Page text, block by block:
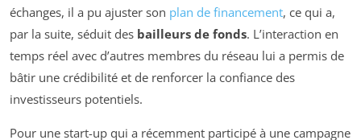
échanges, il a pu ajuster son plan de financement, ce qui a,
par la suite, séduit des bailleurs de fonds. L’interaction en
temps réel avec d’autres membres du réseau lui a permis de
bâtir une crédibilité et de renforcer la confiance des
investisseurs potentiels.
Pour une start-up qui a récemment participé à une campagne